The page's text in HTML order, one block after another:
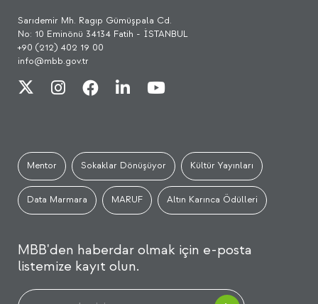
Sarıdemir Mh. Ragıp Gümüşpala Cd.
No: 10 Eminönü 34134 Fatih - İSTANBUL
+90 (212) 402 19 00
info@mbb.gov.tr
Mentor Sokaklar Dönüşüyor Kültür Yayınları
Data Marmara MARUF Altın Karınca Ödülleri
MBB'den haberdar olmak için e-posta
listemize kayıt olun.